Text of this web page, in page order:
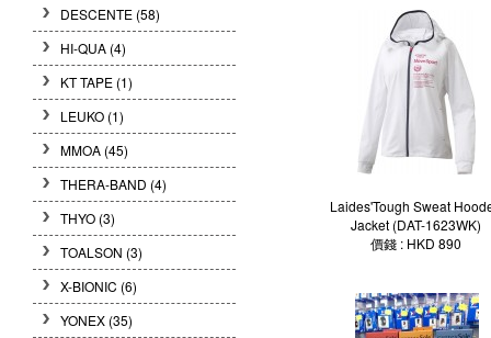
DESCENTE (58)
HI-QUA (4)
KT TAPE (1)
LEUKO (1)
MMOA (45)
THERA-BAND (4)
THYO (3)
TOALSON (3)
X-BIONIC (6)
YONEX (35)
Laides'Tough Sweat
Jacket (DAT-1623WK)
價錢 : HKD 890